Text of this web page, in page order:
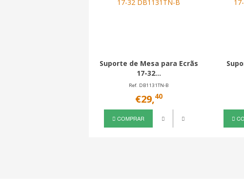
Suporte de Mesa para Ecrãs
17-32...
Ref. DB1131TN-B
€29,40
COMPRAR